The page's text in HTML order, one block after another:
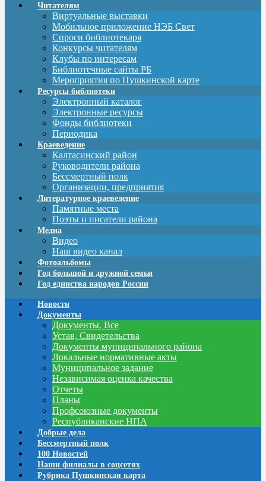
Читателям
Виртуальные выставки
Мобильное приложение НЭБ Свет
Спроси библиотекаря
Конкурсы читателям
Клубы по интересам
Библиотечные сайты РБ
Мероприятия по Пушкинской карте
Ресурсы библиотеки
Электронный каталог
Электронные ресурсы
Фонды библиотеки
Периодика
Краеведение
Калтасинский район
Руководители района
Бессмертный полк
Организации, предприятия
Литературное краеведение
Памятные места
Поэты и писатели района
Медиа
Видео
Наш видео канал
Фотоальбомы
Год большой и дружной семьи
Год единства народов России
Новости
Документы
Документы. Все
Устав, Свидетельства
Документы муниципального района
Локальные нормативные акты
Муниципальное задание
Независимая оценка качества
Отчеты
Планы
Профсоюзные документы
Республиканские НПА
Добрые дела
Бессмертный полк
100 Новостей
Наши филиалы в соцсетях
Рубрика Пушкинская карта